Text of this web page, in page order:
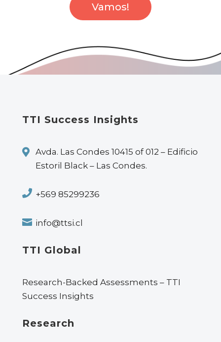
Vamos!
TTI Success Insights

Avda. Las Condes 10415 of 012 – Edificio
Estoril Black – Las Condes.
 +569 85299236
 info@ttsi.cl
TTI Global
Research-Backed Assessments – TTI
Success Insights
Research